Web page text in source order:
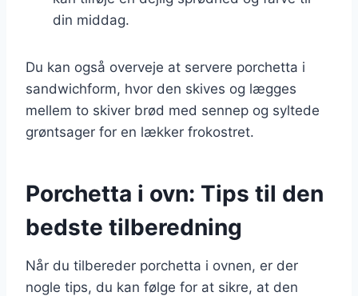
din middag.
Du kan også overveje at servere porchetta i
sandwichform, hvor den skives og lægges
mellem to skiver brød med sennep og syltede
grøntsager for en lækker frokostret.
Porchetta i ovn: Tips til den
bedste tilberedning
Når du tilbereder porchetta i ovnen, er der
nogle tips, du kan følge for at sikre, at den